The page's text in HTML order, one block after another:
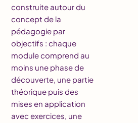
construite autour du
concept de la
pédagogie par
objectifs : chaque
module comprend au
moins une phase de
découverte, une partie
théorique puis des
mises en application
avec exercices, une